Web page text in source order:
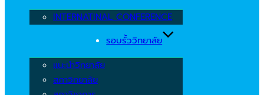
INTERNATINAL CONFERENCE
รอบรั้ววิทยาลัย
แนะนำวิทยาลัย
สภาวิทยาลัย